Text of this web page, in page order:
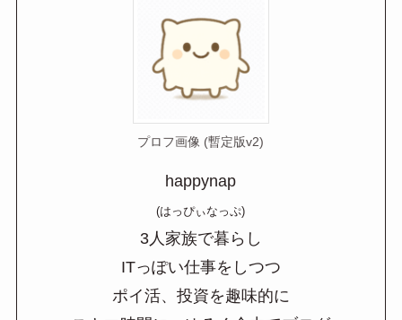
プロフ画像 (暫定版v2)
happynap
(はっぴぃなっぷ)
3人家族で暮らし
ITっぽい仕事をしつつ
ポイ活、投資を趣味的に